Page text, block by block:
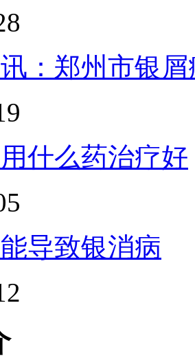
：郑州市银
什么药治疗好
导致银消病